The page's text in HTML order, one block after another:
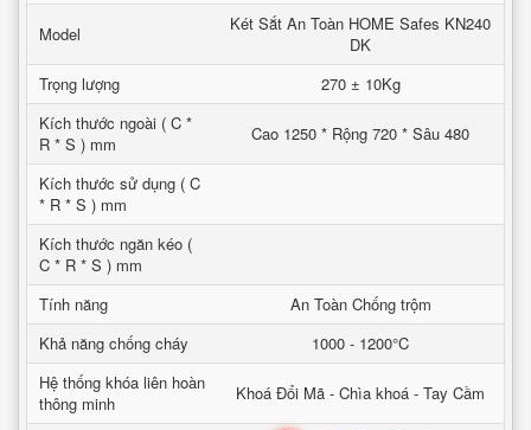
Model
Két Sắt An Toàn HOME Safes KN240
DK
Trọng lượng
270 ± 10Kg
Kích thước ngoài ( C *
R * S ) mm
Cao 1250 * Rộng 720 * Sâu 480
Kích thước sử dụng ( C
* R * S ) mm
Kích thước ngăn kéo (
C * R * S ) mm
Tính năng
An Toàn Chống trộm
Khả năng chống cháy
1000 - 1200°C
Hệ thống khóa liên hoàn
thông minh
Khoá Đổi Mã - Chìa khoá - Tay Cầm